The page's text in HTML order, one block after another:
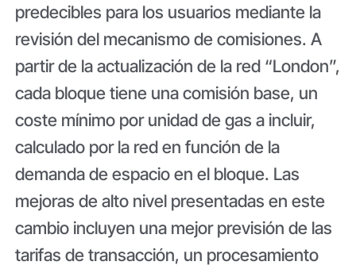
predecibles para los usuarios mediante la
revisión del mecanismo de comisiones. A
partir de la actualización de la red “London”,
cada bloque tiene una comisión base, un
coste mínimo por unidad de gas a incluir,
calculado por la red en función de la
demanda de espacio en el bloque. Las
mejoras de alto nivel presentadas en este
cambio incluyen una mejor previsión de las
tarifas de transacción, un procesamiento